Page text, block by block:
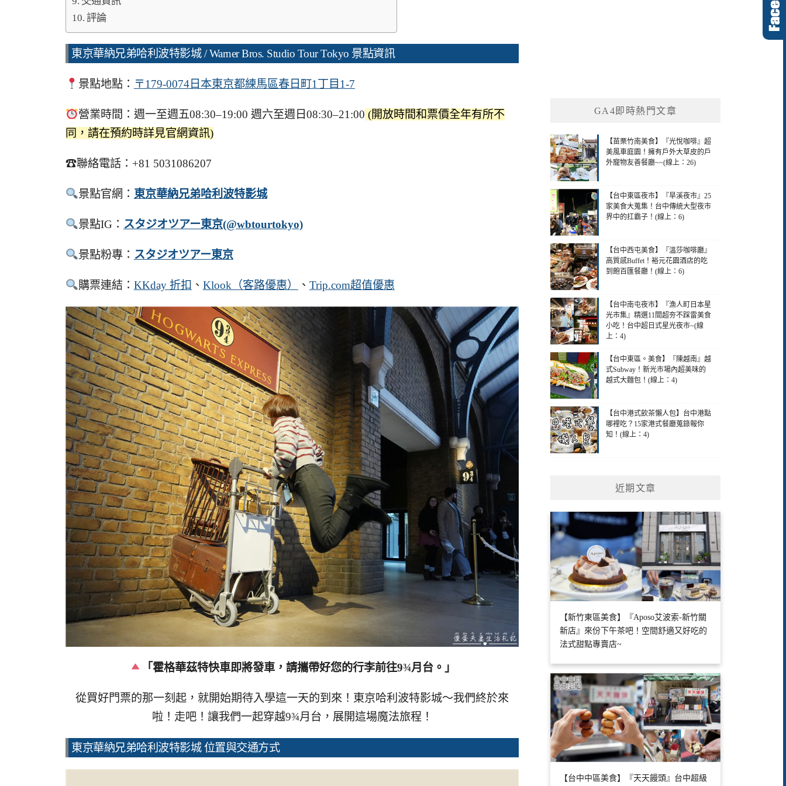
評論
東京華納兄弟哈利波特影城 / Warner Bros. Studio Tour Tokyo 景點資訊
景點地點： 〒179-0074日本東京都練馬區春日町1丁目1-7
營業時間：週一至週五08:30–19:00 週六至週日08:30–21:00 (開放時間和票價全年有所不
同，請在預約時詳見官網資訊)
☎聯絡電話：+81 5031086207
景點官網： 東京華納兄弟哈利波特影城
景點IG： スタジオツアー東京(@wbtourtokyo)
景點粉專： スタジオツアー東京
購票連結： KKday 折扣 、 Klook（客路優惠） 、 Trip.com超值優惠
「霍格華茲特快車即將發車，請攜帶好您的行李前往9¾月台。」
從買好門票的那一刻起，就開始期待入學這一天的到來！東京哈利波特影城～我們終於來
啦！走吧！讓我們一起穿越9¾月台，展開這場魔法旅程！
東京華納兄弟哈利波特影城 位置與交通方式
GA4即時熱門文章
【苗栗竹南美食】『光悅咖啡』超
美風車庭園！擁有戶外大草皮的戶
外寵物友善餐廳~~(線上：26)
【台中東區夜市】『旱溪夜市』25
家美食大蒐集！台中傳統大型夜市
界中的扛霸子！(線上：6)
【台中西屯美食】『溫莎咖啡廳』
高質感Buffet！裕元花園酒店的吃
到飽百匯餐廳！(線上：6)
【台中南屯夜市】『漁人町日本星
光市集』精選11間超夯不踩雷美食
小吃！台中超日式星光夜市~(線
上：4)
【台中東區。美食】『陳越南』越
式Subway！新光市場內超美味的
越式大麵包！(線上：4)
【台中港式飲茶懶人包】台中港點
哪裡吃？15家港式餐廳蒐錄報你
知！(線上：4)
近期文章
【新竹東區美食】『Aposo艾波索-新竹關
新店』來份下午茶吧！空間舒適又好吃的
法式甜點專賣店~
【台中中區美食】『天天饅頭』台中超級